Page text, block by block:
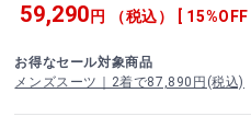
59,290 円 （税込） [ 15%OFF ]
お得なセール対象商品
メンズスーツ｜2着で87,890円(税込)